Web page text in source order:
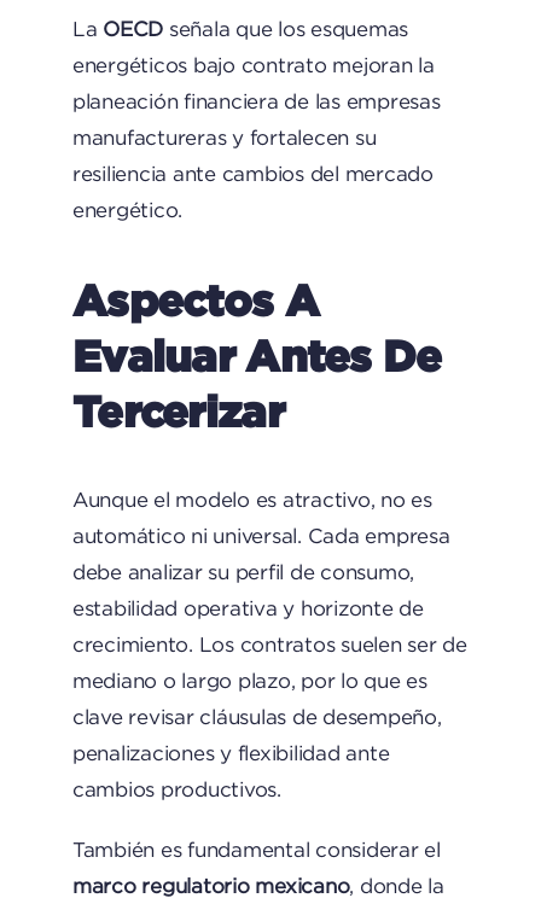
La OECD señala que los esquemas
energéticos bajo contrato mejoran la
planeación financiera de las empresas
manufactureras y fortalecen su
resiliencia ante cambios del mercado
energético.
Aspectos A
Evaluar Antes De
Tercerizar
Aunque el modelo es atractivo, no es
automático ni universal. Cada empresa
debe analizar su perfil de consumo,
estabilidad operativa y horizonte de
crecimiento. Los contratos suelen ser de
mediano o largo plazo, por lo que es
clave revisar cláusulas de desempeño,
penalizaciones y flexibilidad ante
cambios productivos.
También es fundamental considerar el
marco regulatorio mexicano, donde la